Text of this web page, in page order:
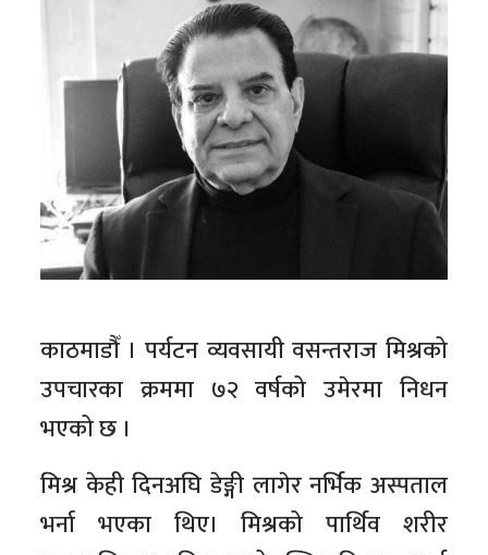
काठमाडौँ । पर्यटन व्यवसायी वसन्तराज मिश्रको
उपचारका क्रममा ७२ वर्षको उमेरमा निधन
भएको छ ।
मिश्र केही दिनअघि डेङ्गी लागेर नर्भिक अस्पताल
भर्ना भएका थिए। मिश्रको पार्थिव शरीर